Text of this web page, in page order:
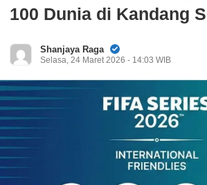
100 Dunia di Kandang
Shanjaya Raga
Selasa, 24 Maret 2026 - 14:03 WIB